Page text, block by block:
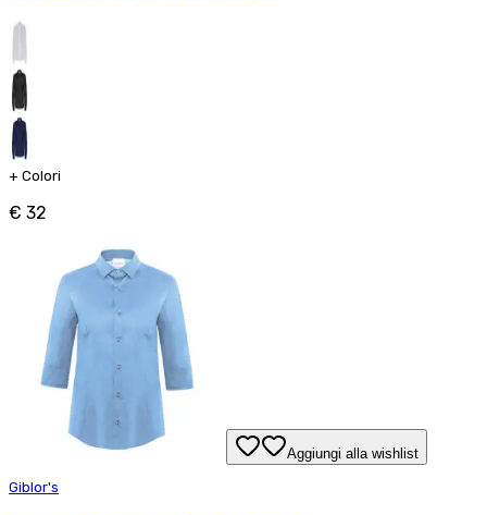
+ Colori
€ 32
Aggiungi alla wishlist
Giblor's